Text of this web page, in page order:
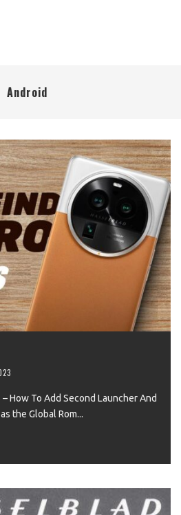
Android
– How To Add Second Launcher And
the Global Rom...